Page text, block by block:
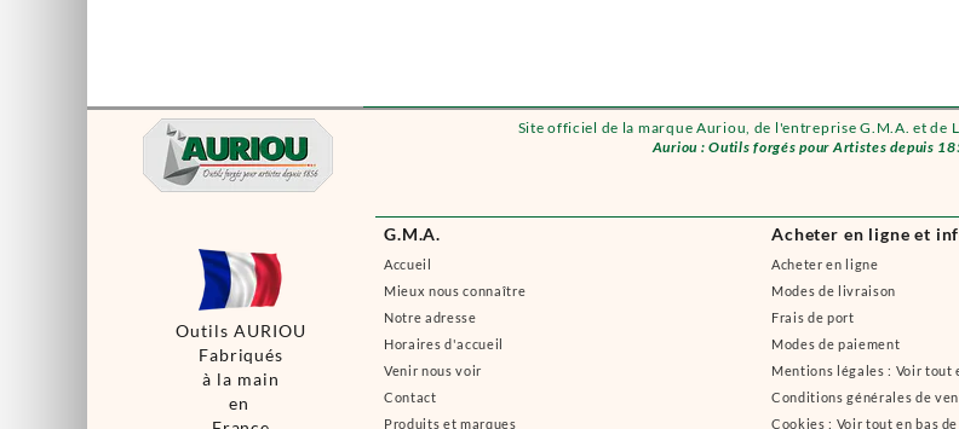
Site officiel de la marque Auriou, de l'entreprise G.M.A. et de
Auriou : Outils forgés pour Artistes depuis
G.M.A.
Accueil
Mieux nous connaître
Notre adresse
Horaires d'accueil
Venir nous voir
Contact
Produits et marques
Acheter en ligne et
Acheter en ligne
Modes de livraison
Frais de port
Modes de paiement
Mentions légales : Voir tout
Conditions générales de
Cookies : Voir tout en bas
Outils AURIOU
Fabriqués
à la main
en